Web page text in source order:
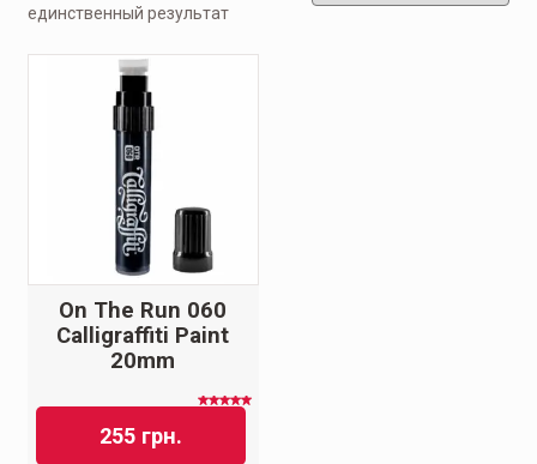
единственный результат
On The Run 060
Calligraffiti Paint
20mm
255 грн.